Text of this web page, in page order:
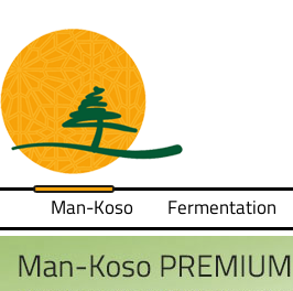
Man-Koso Fermentation